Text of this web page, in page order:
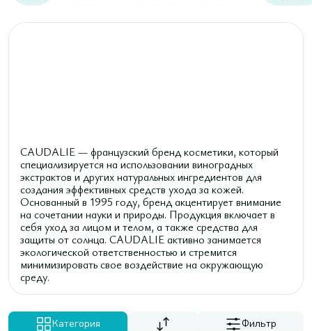
CAUDALIE — французский бренд косметики, который
специализируется на использовании виноградных
экстрактов и других натуральных ингредиентов для
создания эффективных средств ухода за кожей.
Основанный в 1995 году, бренд акцентирует внимание
на сочетании науки и природы. Продукция включает в
себя уход за лицом и телом, а также средства для
защиты от солнца. CAUDALIE активно занимается
экологической ответственностью и стремится
минимизировать свое воздействие на окружающую
среду.
Категория Фильтр